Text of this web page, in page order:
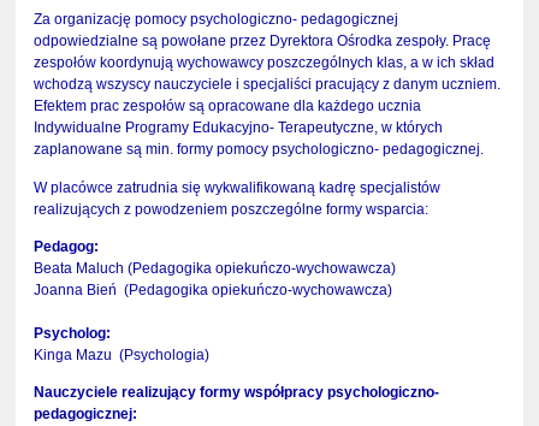
Za organizację pomocy psychologiczno- pedagogicznej
odpowiedzialne są powołane przez Dyrektora Ośrodka zespoły. Pracę
zespołów koordynują wychowawcy poszczególnych klas, a w ich skład
wchodzą wszyscy nauczyciele i specjaliści pracujący z danym uczniem.
Efektem prac zespołów są opracowane dla każdego ucznia
Indywidualne Programy Edukacyjno- Terapeutyczne, w których
zaplanowane są min. formy pomocy psychologiczno- pedagogicznej.
W placówce zatrudnia się wykwalifikowaną kadrę specjalistów
realizujących z powodzeniem poszczególne formy wsparcia:
Pedagog:
Beata Maluch (Pedagogika opiekuńczo-wychowawcza)
Joanna Bień (Pedagogika opiekuńczo-wychowawcza)
Psycholog:
Kinga Mazu (Psychologia)
Nauczyciele realizujący formy współpracy psychologiczno-
pedagogicznej: